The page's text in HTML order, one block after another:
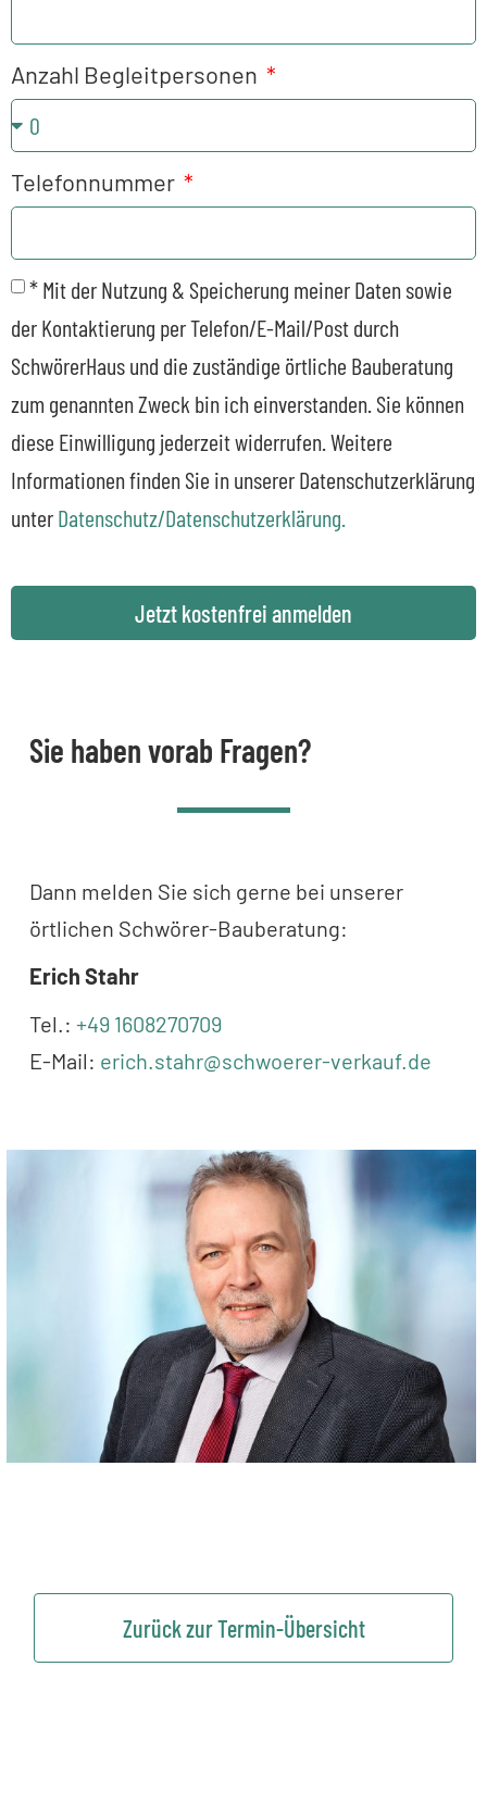
Anzahl Begleitpersonen
Telefonnummer
* Mit der Nutzung & Speicherung meiner Daten sowie
der Kontaktierung per Telefon/E-Mail/Post durch
SchwörerHaus und die zuständige örtliche Bauberatung
zum genannten Zweck bin ich einverstanden. Sie können
diese Einwilligung jederzeit widerrufen. Weitere
Informationen finden Sie in unserer Datenschutzerklärung
unterDatenschutz/Datenschutzerklärung.
Jetzt kostenfrei anmelden
Sie haben vorab Fragen?
Dann melden Sie sich gerne bei unserer
örtlichen Schwörer-Bauberatung:
Erich Stahr
Tel.: +49 1608270709
E-Mail: erich.stahr@schwoerer-verkauf.de
Zurück zur Termin-Übersicht